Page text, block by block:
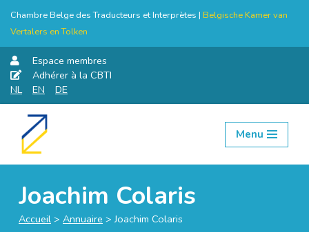
Chambre Belge des Traducteurs et Interprètes | Belgische Kamer van
Vertalers en Tolken
Espace membres
Adhérer à la CBTI
NL
EN DE
Aller
Menu
Joachim Colaris
Accueil > Annuaire >Joachim Colaris